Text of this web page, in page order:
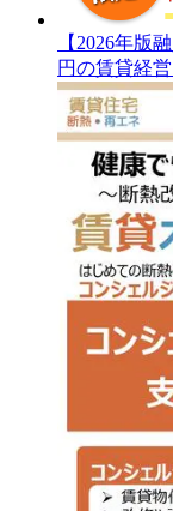
【2026年版
円の賃貸経